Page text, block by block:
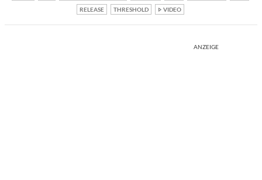
RELEASE
THRESHOLD VIDEO
ANZEIGE